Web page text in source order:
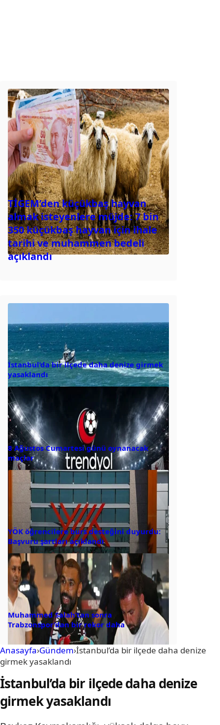
TİGEM’den küçükbaş hayvan
almak isteyenlere müjde: 7 bin
350 küçükbaş hayvan için ihale
tarihi ve muhammen bedeli
açıklandı
İstanbul’da bir ilçede daha denize girmek
yasaklandı
8 Ağustos Cumartesi günü oynanacak
maçlar
YÖK öğrencilere burs desteğini duyurdu:
Başvuru şartları açıklandı
Muhammed Salah’tan sonra
Trabzonspor’dan bir rekor daha
Anasayfa›Gündem›İstanbul’da bir ilçede daha denize
girmek yasaklandı
İstanbul’da bir ilçede daha denize
girmek yasaklandı